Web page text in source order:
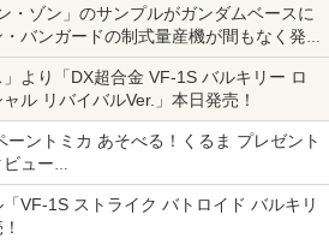
・ゾン」のサンプルがガンダムベースに
バンガードの制式量産機が間もなく発送
ろし】
」より「DX超合金 VF-1S バルキリー ロ
ル リバイバルVer.」本日発売！
ーントミカ あそべる！くるま プレゼント
ュー
寿司ならではの体験とコラボの楽しさを
VF-1S ストライク バトロイド バルキリ